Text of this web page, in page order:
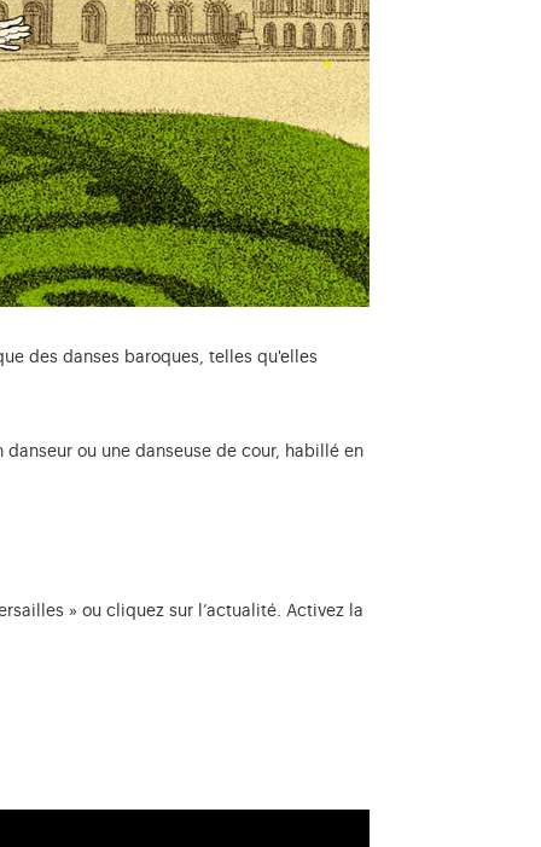
des danses baroques, telles qu'elles
danseur ou une danseuse de cour, habillé en
» ou cliquez sur l’actualité. Activez la